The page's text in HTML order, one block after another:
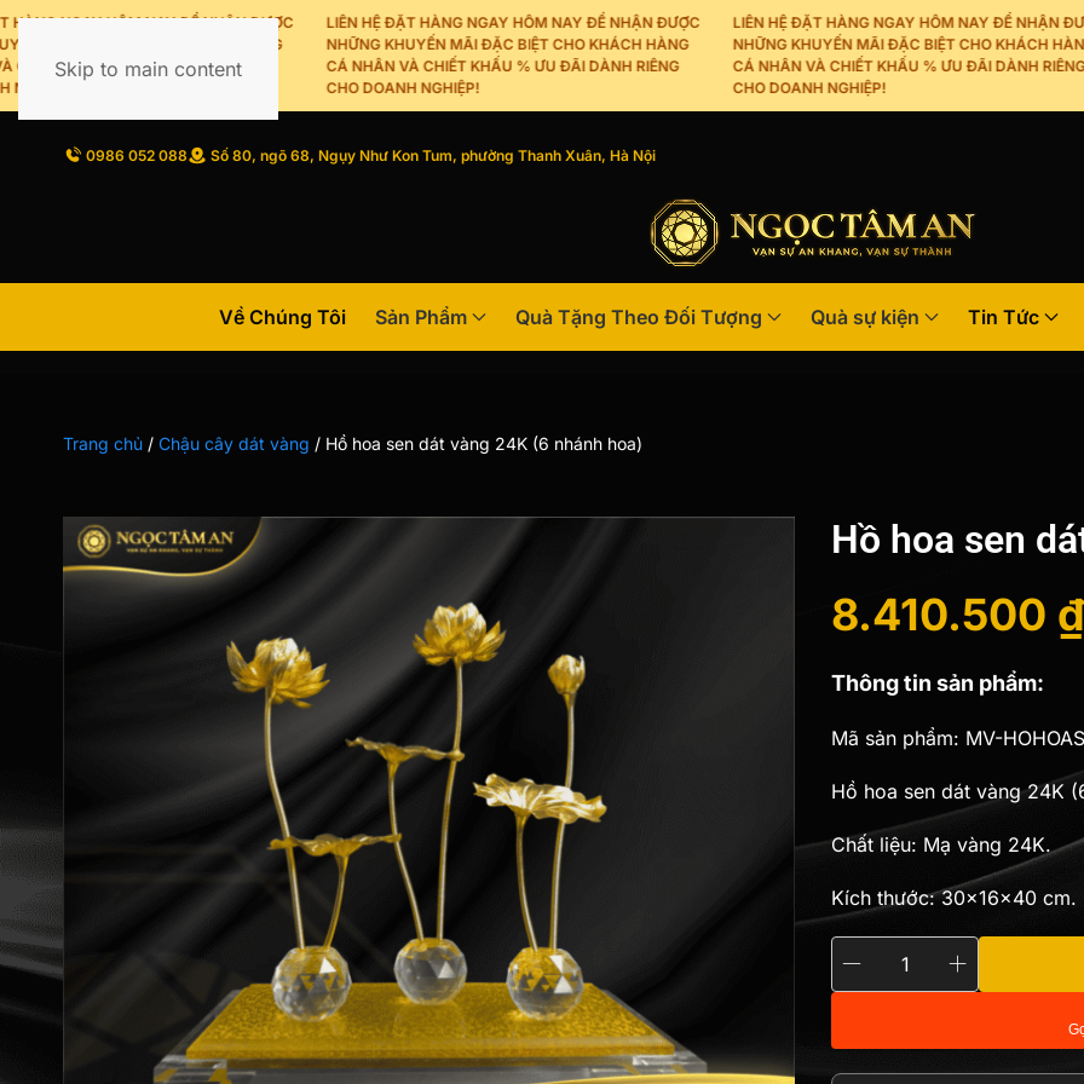
Skip to main content
NGAY HÔM NAY ĐỂ NHẬN ĐƯỢC
MÃI ĐẶC BIỆT CHO KHÁCH HÀNG
KHẤU % ƯU ĐÃI DÀNH RIÊNG
LIÊN HỆ ĐẶT HÀNG NGAY HÔM NAY ĐỂ NHẬN ĐƯỢC
NHỮNG KHUYẾN MÃI ĐẶC BIỆT CHO KHÁCH HÀNG
CÁ NHÂN VÀ CHIẾT KHẤU % ƯU ĐÃI DÀNH RIÊNG
CHO DOANH NGHIỆP!
LIÊN HỆ ĐẶT HÀNG NGAY HÔM NAY ĐỂ NHẬN ĐƯỢC
NHỮNG KHUYẾN MÃI ĐẶC BIỆT CHO KHÁCH HÀNG
CÁ NHÂN VÀ CHIẾT KHẤU % ƯU ĐÃI DÀNH RIÊNG
CHO DOANH NGHIỆP!
Về Chúng Tôi Sản Phẩm Quà Tặng Theo Đối Tượng Quà sự kiện Tin Tức
0986 052 088 Số 80, ngõ 68, Ngụy Như Kon Tum, phường Thanh Xuân, Hà Nội
Trang chủ / Chậu cây dát vàng / Hồ hoa sen dát vàng 24K (6 nhánh hoa)
Hồ hoa sen
Giá
gốc
là:
9.345.000
8.410.500 ₫
Giá
hiện
tại
là:
8.410.500 ₫.
Thông tin sản phẩm:
Mã sản phẩm: MV-
Hồ hoa sen dát vàng 24K
Chất liệu: Mạ vàng 24K.
Kích thước: 30x16x40 cm.